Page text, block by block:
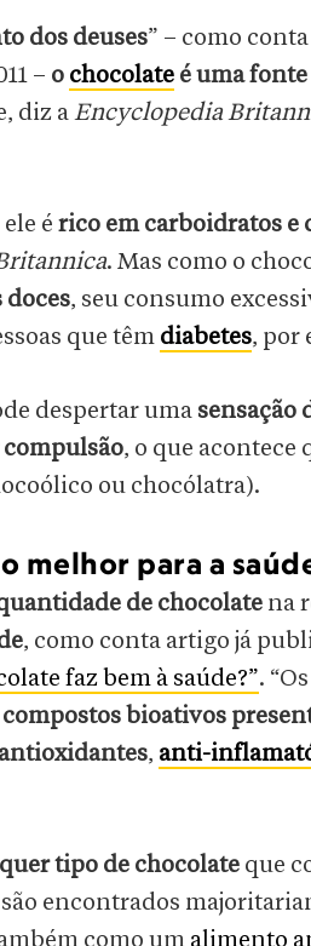
dos deuses” – como
– o chocolate é uma
diz aEncyclopedia
é rico em carboidratos
. Mas como o
doces, seu consumo
que têm diabetes, por
despertar uma sensação
compulsão, o que acontece
ou chocólatra).
melhor para a
de chocolate na
, como conta artigo já
faz bem à saúde?”.
compostos bioativos
, anti-
tipo de chocolate que
encontrados
como um alimento